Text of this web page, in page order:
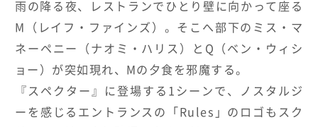
雨の降る夜、レストランでひとり壁に向かって座る
M
（レイフ・ファインズ）。そこへ部下のミス・マ
ネーペニー（ナオミ・ハリス）と Q
（ベン・ウィシ
ョー）が突如現れ、
M の夕食を邪魔する。
『スペクター』に登場する 1 シーンで、ノスタルジ
ーを感じるエントランスの「 Rules 」のロゴもスク